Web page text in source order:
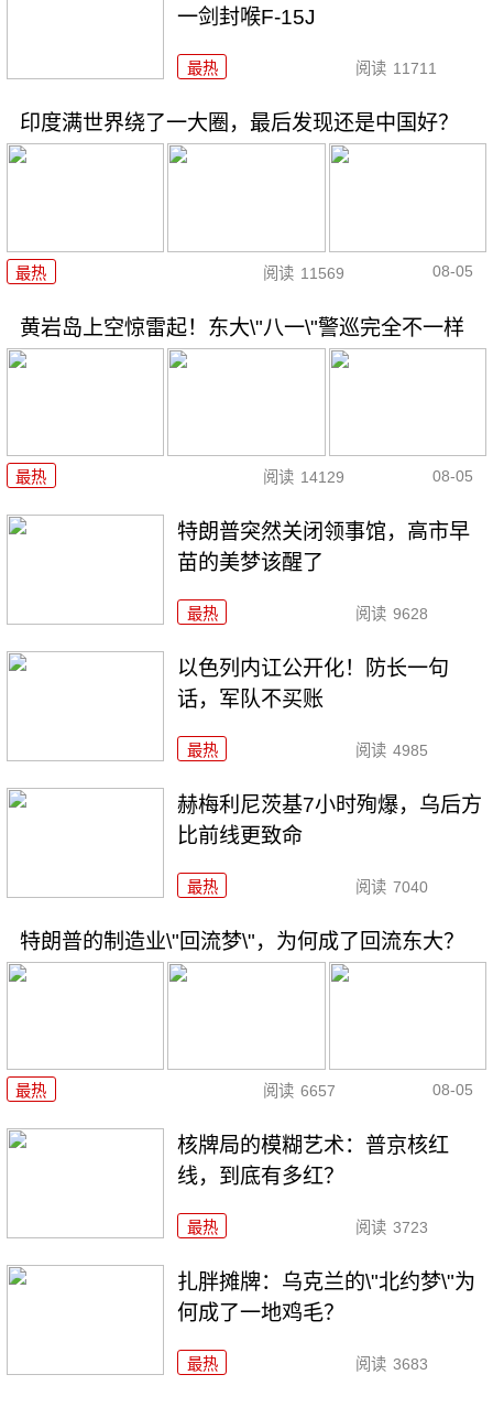
一剑封喉F-15J
最热 阅读 11711
印度满世界绕了一大圈，最后发现还是中国好？
最热 阅读 11569 08-05
黄岩岛上空惊雷起！东大\"八一\"警巡完全不一样
最热 阅读 14129 08-05
特朗普突然关闭领事馆，高市早
苗的美梦该醒了
最热 阅读 9628
以色列内讧公开化！防长一句
话，军队不买账
最热 阅读 4985
赫梅利尼茨基7小时殉爆，乌后方
比前线更致命
最热 阅读 7040
特朗普的制造业\"回流梦\"，为何成了回流东大？
最热 阅读 6657 08-05
核牌局的模糊艺术：普京核红
线，到底有多红？
最热 阅读 3723
扎胖摊牌：乌克兰的\"北约梦\"为
何成了一地鸡毛？
最热 阅读 3683